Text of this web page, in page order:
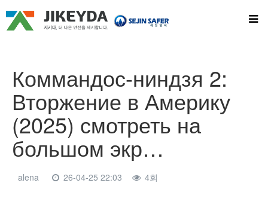
Коммандос-ниндзя 2:
Вторжение в Америку
(2025) смотреть на
большом экр…
alena 26-04-25 22:03 4회